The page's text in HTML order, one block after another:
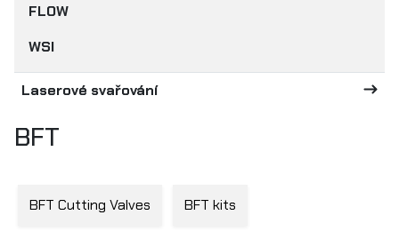
FLOW
WSI
Laserové svařování
BFT
BFT Cutting Valves BFT kits